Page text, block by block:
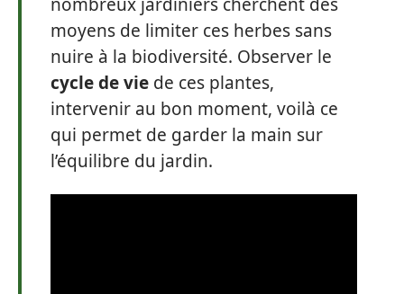
moyens de limiter ces herbes sans
nuire à la biodiversité. Observer le
cycle de vie de ces plantes,
intervenir au bon moment, voilà ce
qui permet de garder la main sur
l’équilibre du jardin.